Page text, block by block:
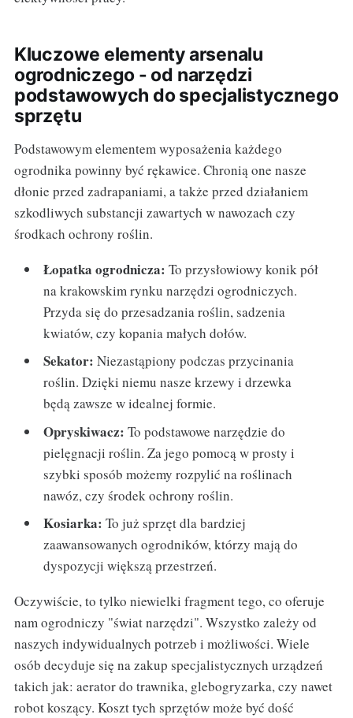
Kluczowe elementy arsenalu
ogrodniczego - od narzędzi
podstawowych do specjalistycznego
sprzętu
Podstawowym elementem wyposażenia każdego
ogrodnika powinny być rękawice. Chronią one nasze
dłonie przed zadrapaniami, a także przed działaniem
szkodliwych substancji zawartych w nawozach czy
środkach ochrony roślin.
Łopatka ogrodnicza: To przysłowiowy konik pół
na krakowskim rynku narzędzi ogrodniczych.
Przyda się do przesadzania roślin, sadzenia
kwiatów, czy kopania małych dołów.
Sekator: Niezastąpiony podczas przycinania
roślin. Dzięki niemu nasze krzewy i drzewka
będą zawsze w idealnej formie.
Opryskiwacz: To podstawowe narzędzie do
pielęgnacji roślin. Za jego pomocą w prosty i
szybki sposób możemy rozpylić na roślinach
nawóz, czy środek ochrony roślin.
Kosiarka: To już sprzęt dla bardziej
zaawansowanych ogrodników, którzy mają do
dyspozycji większą przestrzeń.
Oczywiście, to tylko niewielki fragment tego, co oferuje
nam ogrodniczy "świat narzędzi". Wszystko zależy od
naszych indywidualnych potrzeb i możliwości. Wiele
osób decyduje się na zakup specjalistycznych urządzeń
takich jak: aerator do trawnika, glebogryzarka, czy nawet
robot koszący. Koszt tych sprzętów może być dość